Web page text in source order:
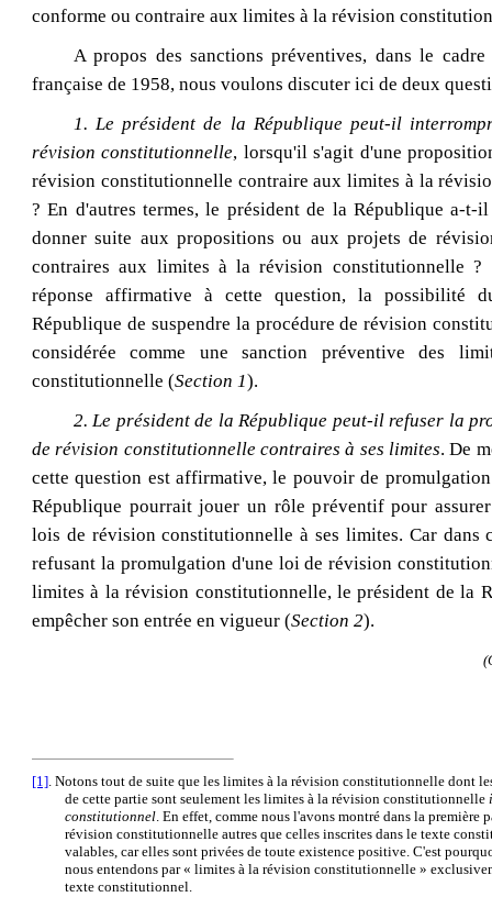
conforme ou contraire aux limites à la révision
A propos des sanctions préventives, dans le
française de 1958, nous voulons discuter ici de deux
1. Le président de la République peut-il
révision constitutionnelle, lorsqu'il s'agit d'une
révision constitutionnelle contraire aux limites à la
? En d'autres termes, le président de la République a-t-
donner suite aux propositions ou aux projets de
contraires aux limites à la révision constitutionnelle ?
réponse affirmative à cette question, la possibilité
République de suspendre la procédure de révision
considérée comme une sanction préventive des
constitutionnelle (Section 1).
2. Le président de la République peut‑il refuser la
de révision constitutionnelle contraires à ses limites. De
cette question est affirmative, le pouvoir de
République pourrait jouer un rôle préventif pour
lois de révision constitutionnelle à ses limites. Car dans
refusant la promulgation d'une loi de révision
limites à la révision constitutionnelle, le président de la
empêcher son entrée en vigueur (Section 2).
[1]. Notons tout de suite que les limites à la révision constitutionnelle dont
de cette partie sont seulement les limites à la révision constitutionnelle
constitutionnel. En effet, comme nous l'avons montré dans la première
révision constitutionnelle autres que celles inscrites dans le texte
valables, car elles sont privées de toute existence positive. C'est
nous entendons par « limites à la révision constitutionnelle »
texte constitutionnel.